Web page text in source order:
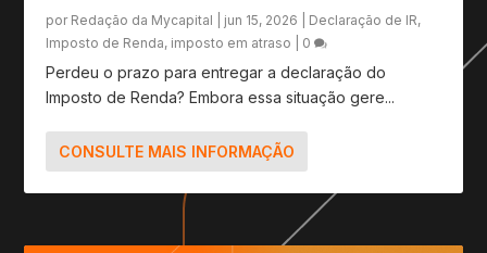
por Redação da Mycapital jun 15, 2026 Declaração de IR,
Imposto de Renda, imposto em atraso 0
Perdeu o prazo para entregar a declaração do
Imposto de Renda? Embora essa situação gere...
CONSULTE MAIS INFORMAÇÃO